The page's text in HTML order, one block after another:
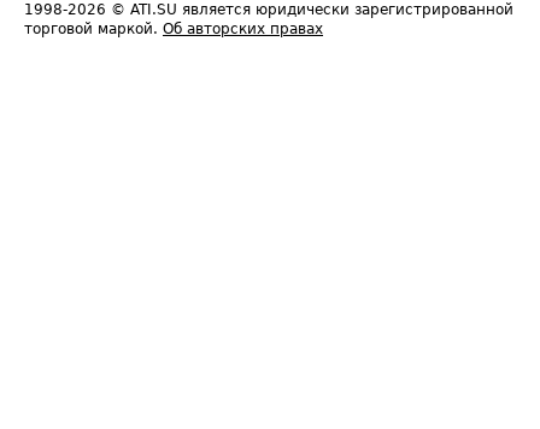
1998-2026 © ATI.SU является юридически зарегистрированной
торговой маркой. Об авторских правах